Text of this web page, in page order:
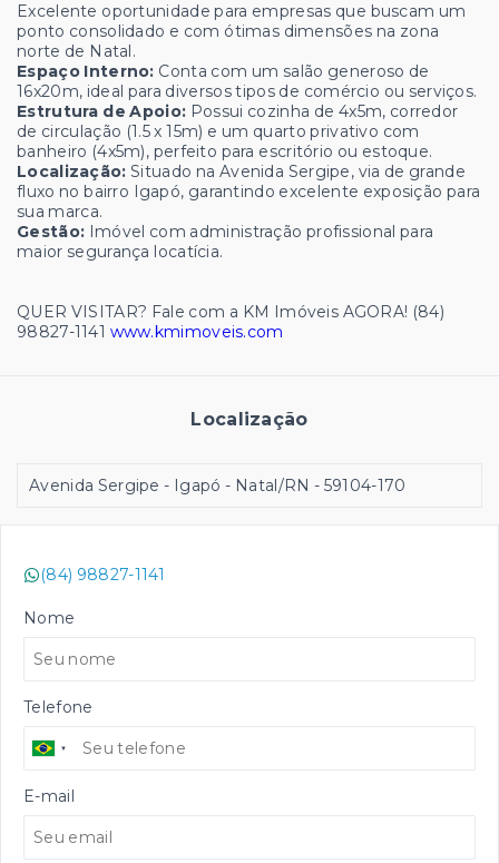
Excelente oportunidade para empresas que buscam um
ponto consolidado e com ótimas dimensões na zona
norte de Natal.
Espaço Interno: Conta com um salão generoso de
16x20m, ideal para diversos tipos de comércio ou serviços.
Estrutura de Apoio: Possui cozinha de 4x5m, corredor
de circulação (1.5 x 15m) e um quarto privativo com
banheiro (4x5m), perfeito para escritório ou estoque.
Localização: Situado na Avenida Sergipe, via de grande
fluxo no bairro Igapó, garantindo excelente exposição para
sua marca.
Gestão: Imóvel com administração profissional para
maior segurança locatícia.
QUER VISITAR? Fale com a KM Imóveis AGORA! (84)
98827-1141 www.kmimoveis.com
Localização
Avenida Sergipe - Igapó - Natal/RN - 59104-170
(84) 98827-1141
Nome
Telefone
E-mail